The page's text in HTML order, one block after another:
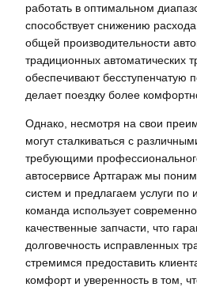
работать в оптимальном
способствует снижению
общей производительности
традиционных автоматических
обеспечивают бесступенчатую
делает поездку более
Однако, несмотря на свои
могут сталкиваться с
требующими
автосервисе Артгараж мы
систем и предлагаем услуги по
команда использует
качественные запчасти, что
долговечность исправленных
стремимся предоставить
комфорт и уверенность в том,